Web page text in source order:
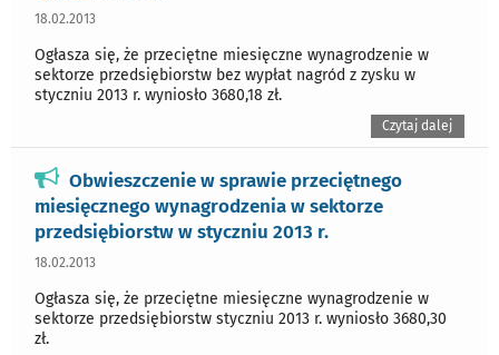
18.02.2013
Ogłasza się, że przeciętne miesięczne wynagrodzenie w
sektorze przedsiębiorstw bez wypłat nagród z zysku w
styczniu 2013 r. wyniosło 3680,18 zł.
Czytaj dalej
Obwieszczenie w sprawie przeciętnego
miesięcznego wynagrodzenia w sektorze
przedsiębiorstw w styczniu 2013 r.
18.02.2013
Ogłasza się, że przeciętne miesięczne wynagrodzenie w
sektorze przedsiębiorstw styczniu 2013 r. wyniosło 3680,30
zł.